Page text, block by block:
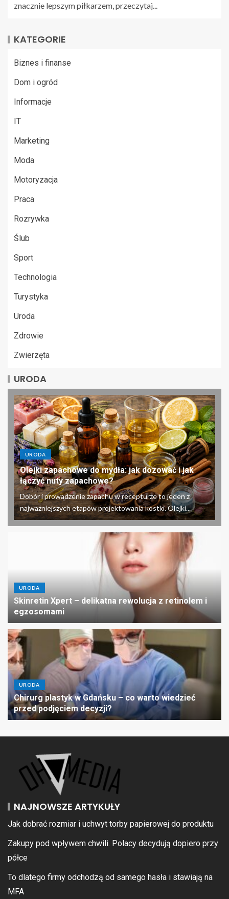
znacznie lepszym piłkarzem, przeczytaj...
KATEGORIE
Biznes i finanse
Dom i ogród
Informacje
IT
Marketing
Moda
Motoryzacja
Praca
Rozrywka
Ślub
Sport
Technologia
Turystyka
Uroda
Zdrowie
Zwierzęta
URODA
URODA
Olejki zapachowe do mydła: jak dozować i jak
łączyć nuty zapachowe?
Dobór i prowadzenie zapachu w recepturze to jeden z
najważniejszych etapów projektowania kostki. Olejki...
URODA
Skinretin Xpert – delikatna rewolucja z retinolem i
egzosomami
URODA
Chirurg plastyk w Gdańsku – co warto wiedzieć
przed podjęciem decyzji?
NAJNOWSZE ARTYKUŁY
Jak dobrać rozmiar i uchwyt torby papierowej do produktu
Zakupy pod wpływem chwili. Polacy decydują dopiero przy
półce
To dlatego firmy odchodzą od samego hasła i stawiają na
MFA